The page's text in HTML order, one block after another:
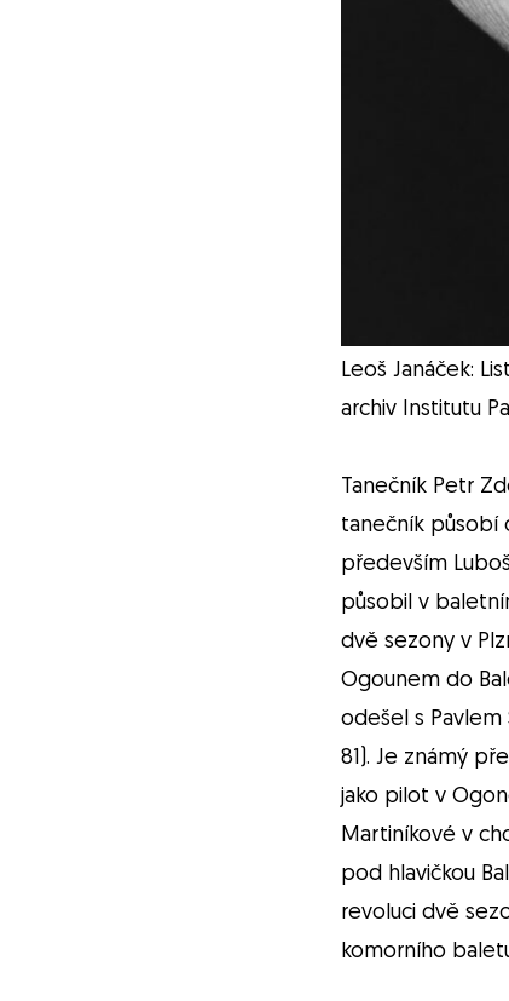
Leoš Janáček:
archiv Institutu
Tanečník Petr
tanečník působí
především
působil v
dvě sezony v
Ogounem do
odešel s Pavlem
81). Je známý
jako pilot v
Martiníkové v
pod hlavičkou
revoluci dvě
komorního